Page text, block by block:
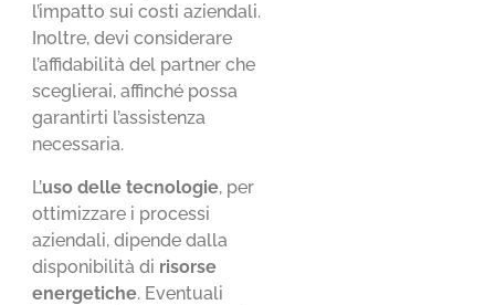
l’impatto sui costi aziendali.
Inoltre, devi considerare
l’affidabilità del partner che
sceglierai, affinché possa
garantirti l’assistenza
necessaria.
L’uso delle tecnologie, per
ottimizzare i processi
aziendali, dipende dalla
disponibilità di risorse
energetiche. Eventuali